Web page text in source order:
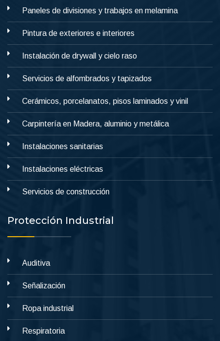
Paneles de divisiones y trabajos en melamina
Pintura de exteriores e interiores
Instalación de drywall y cielo raso
Servicios de alfombrados y tapizados
Cerámicos, porcelanatos, pisos laminados y vinil
Carpintería en Madera, aluminio y metálica
Instalaciones sanitarias
Instalaciones eléctricas
Servicios de construcción
Protección Industrial
Auditiva
Señalización
Ropa industrial
Respiratoria